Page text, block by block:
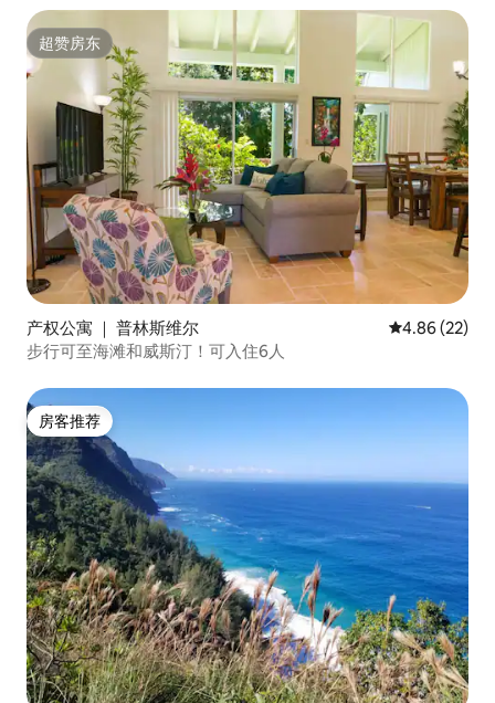
超赞房东
超赞房东
产权公寓 ｜ 普林斯维尔 平均评分
4.86 (22)
步行可至海滩和威斯汀！可入住6人
房客推荐
房客推荐